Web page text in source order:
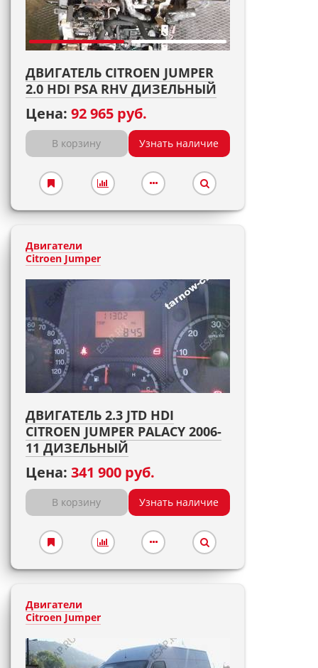
ДВИГАТЕЛЬ CITROEN JUMPER
2.0 HDI PSA RHV ДИЗЕЛЬНЫЙ
Цена: 92 965 руб.
В корзину Узнать наличие
Двигатели
Citroen Jumper
ДВИГАТЕЛЬ 2.3 JTD HDI
CITROEN JUMPER PALACY 2006-
11 ДИЗЕЛЬНЫЙ
Цена: 341 900 руб.
В корзину Узнать наличие
Двигатели
Citroen Jumper